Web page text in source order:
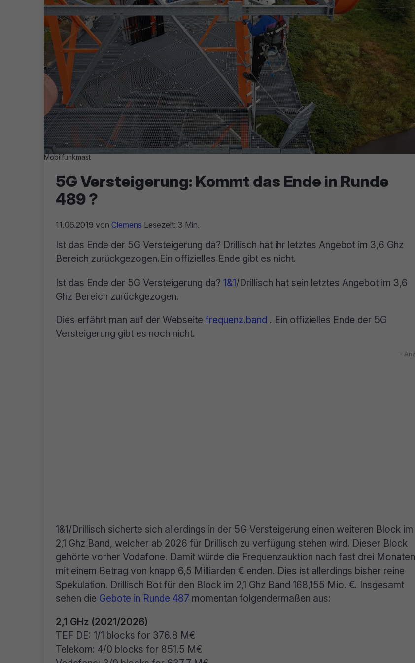
Mobilfunkmast
5G Versteigerung: Kommt das Ende in Runde
489 ?
11.06.2019 von Clemens Lesezeit: 3 Min.
Ist das Ende der 5G Versteigerung da? Drillisch hat ihr letztes Angebot im 3,6 Ghz
Bereich zurückgezogen.Ein offizielles Ende gibt es nicht.
Ist das Ende der 5G Versteigerung da? 1&1/Drillisch hat sein letztes Angebot im 3,6
Ghz Bereich zurückgezogen.
Dies erfährt man auf der Webseite frequenz.band . Ein offizielles Ende der 5G
Versteigerung gibt es noch nicht.
1&1/Drillisch sicherte sich allerdings in der 5G Versteigerung einen weiteren Block im
2,1 Ghz Band, welcher ab 2026 für Drillisch zu verfügung stehen wird. Dieser Block
gehörte vorher Vodafone. Damit würde die Frequenzauktion nach fast drei Monaten
mit einem Betrag von knapp 6,5 Milliarden € enden. Dies ist allerdings bisher reine
Spekulation. Drillisch Bot für den Block im 2,1 Ghz Band 168,155 Mio. €. Insgesamt
sehen die Gebote in Runde 487 momentan folgendermaßen aus:
2,1 GHz (2021/2026)
TEF DE: 1/1 blocks for 376.8 M€
Telekom: 4/0 blocks for 851.5 M€